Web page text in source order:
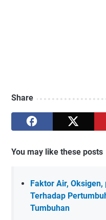
Share
You may like these posts
Faktor Air,
Terhadap
Tumbuhan